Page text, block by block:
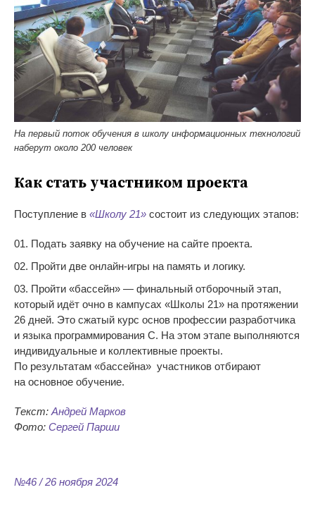
На первый поток обучения в школу информационных технологий
наберут около 200 человек
Как стать участником проекта
Поступление в «Школу 21»состоит из следующих этапов:
Подать заявку на обучение на сайте проекта.
Пройти две онлайн-игры на память и логику.
Пройти «бассейн» —финальный отборочный этап,
который идёт очно в кампусах «Школы 21»на протяжении
26 дней. Это сжатый курс основ профессии разработчика
и языка программирования С. На этом этапе выполняются
индивидуальные и коллективные проекты.
По результатам «бассейна»участников отбирают
на основное обучение.
Текст: Андрей Марков
Фото: Сергей Парши
№46 / 26 ноября 2024